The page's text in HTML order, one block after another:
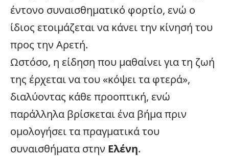
έντονο συναισθηματικό φορτίο, ενώ ο
ίδιος ετοιμάζεται να κάνει την κίνησή του
προς την Αρετή.
Ωστόσο, η είδηση που μαθαίνει για τη ζωή
της έρχεται να του «κόψει τα φτερά»,
διαλύοντας κάθε προοπτική, ενώ
παράλληλα βρίσκεται ένα βήμα πριν
ομολογήσει τα πραγματικά του
συναισθήματα στην Ελένη.